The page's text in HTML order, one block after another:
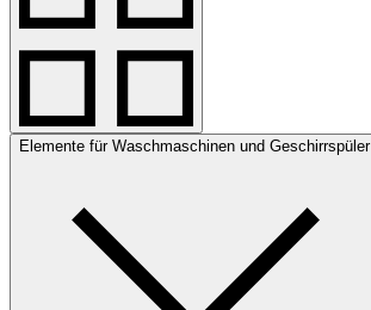
Elemente für Waschmaschinen und Geschirrspüler